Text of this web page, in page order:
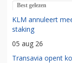
Best gelezen
KLM annuleert
staking
05 aug 26
Transavia opent